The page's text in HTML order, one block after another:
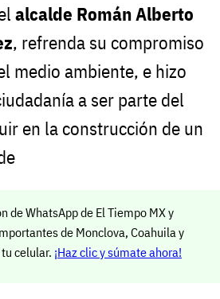
alcalde Román Alberto
, refrenda su compromiso
medio ambiente, e hizo
a ser parte del
en la construcción de un
de WhatsApp de El Tiempo MX y
de Monclova, Coahuila y
celular. ¡Haz clic y súmate ahora!